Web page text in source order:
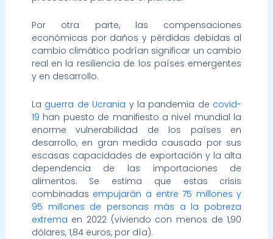
Por otra parte, las compensaciones
económicas por daños y pérdidas debidas al
cambio climático podrían significar un cambio
real en la resiliencia de los países emergentes
y en desarrollo.
La guerra de Ucrania y la pandemia de covid-
19 han puesto de manifiesto a nivel mundial la
enorme vulnerabilidad de los países en
desarrollo, en gran medida causada por sus
escasas capacidades de exportación y la alta
dependencia de las importaciones de
alimentos. Se estima que estas crisis
combinadas empujarán a entre 75 millones y
95 millones de personas más a la pobreza
extrema en 2022 (viviendo con menos de 1,90
dólares, 1,84 euros, por día).